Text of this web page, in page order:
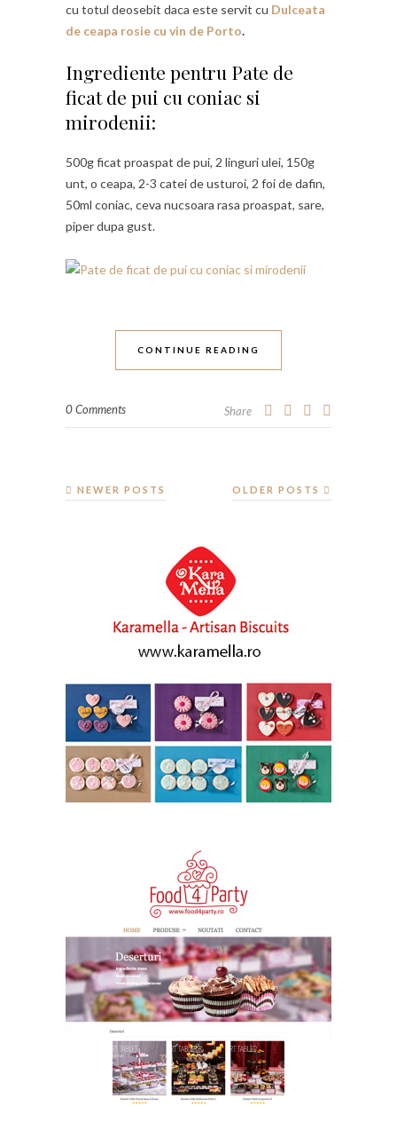
cu totul deosebit daca este servit cu Dulceata
de ceapa rosie cu vin de Porto.
Ingrediente pentru Pate de
ficat de pui cu coniac si
mirodenii:
500g ficat proaspat de pui, 2 linguri ulei, 150g
unt, o ceapa, 2-3 catei de usturoi, 2 foi de dafin,
50ml coniac, ceva nucsoara rasa proaspat, sare,
piper dupa gust.
CONTINUE READING
0 Comments Share
OLDER POSTS
NEWER POSTS